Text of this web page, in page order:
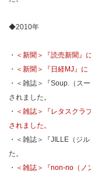
◆2010年
・＜新聞＞『読売新聞』
・＜新聞＞『日経MJ』
・＜雑誌＞『Soup.（ス
されました。
・＜雑誌＞『レタスク
されました。
・＜雑誌＞『JILLE（ジ
た。
・＜雑誌＞『non-no（